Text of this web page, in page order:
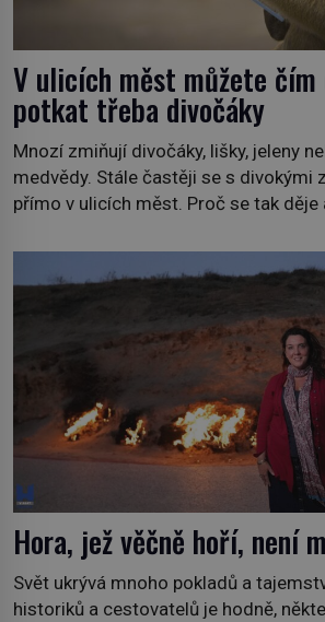
V ulicích měst můžete
potkat třeba divočáky
Mnozí zmiňují divočáky, lišky, jeleny
medvědy. Stále častěji se s divokými
přímo v ulicích měst. Proč se tak děje
jiných. My se raději podíváme do
prozkoumáme, jaká další zvířata po
Hora, jež věčně hoří, není
Svět ukrývá mnoho pokladů a
historiků a cestovatelů je hodně,